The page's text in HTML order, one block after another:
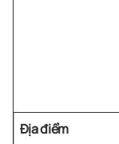
Địa điểm